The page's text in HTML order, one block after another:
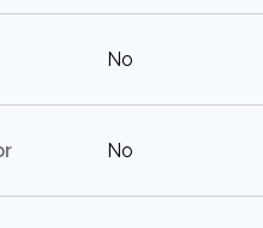
:No
:No